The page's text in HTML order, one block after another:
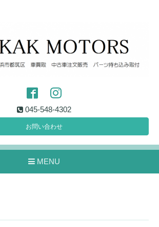
045-548-4302
お問い合わせ
MENU